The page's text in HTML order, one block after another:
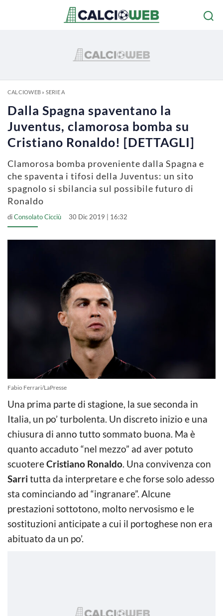
CALCIOWEB» SERIE A
Dalla Spagna spaventano la
Juventus, clamorosa bomba su
Cristiano Ronaldo! [DETTAGLI]
Clamorosa bomba proveniente dalla Spagna e
che spaventa i tifosi della Juventus: un sito
spagnolo si sbilancia sul possibile futuro di
Ronaldo
diConsolato Cicciù 30 Dic 2019 | 16:32
Fabio Ferrari/LaPresse
Una prima parte di stagione, la sue seconda in
Italia, un po’ turbolenta. Un discreto inizio e una
chiusura di anno tutto sommato buona. Ma è
quanto accaduto “nel mezzo” ad aver potuto
scuotereCristiano Ronaldo. Una convivenza con
Sarri tutta da interpretare e che forse solo adesso
sta cominciando ad “ingranare”. Alcune
prestazioni sottotono, molto nervosismo e le
sostituzioni anticipate a cui il portoghese non era
abituato da un po’.